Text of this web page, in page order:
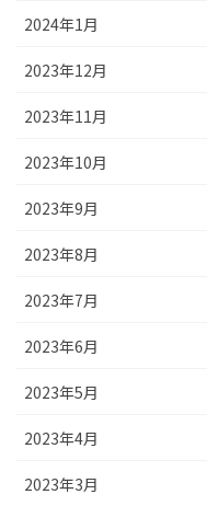
2024年1月
2023年12月
2023年11月
2023年10月
2023年9月
2023年8月
2023年7月
2023年6月
2023年5月
2023年4月
2023年3月